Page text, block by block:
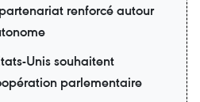
renforcé autour
Unis souhaitent
parlementaire